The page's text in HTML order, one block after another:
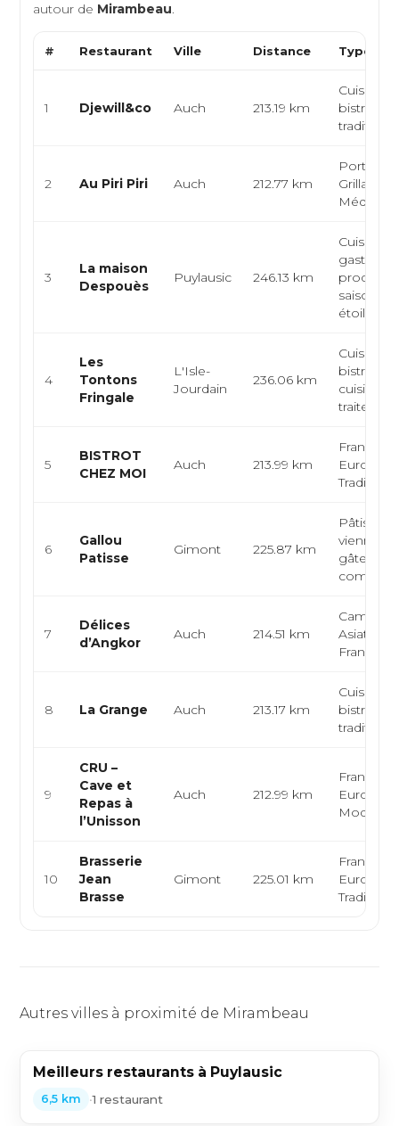
autour de Mirambeau.
# Restaurant Ville Distance Type de
1 Djewill&co Auch 213.19 km
Cuisine
bistrot,
2 Au Piri Piri Auch 212.77 km
Grillades,
3
La maison
Despouès
Puylausic 246.13 km
Cuisine
produits
saison,
étoilé...
4
Les
Tontons
Fringale
L'Isle-
Jourdain
236.06 km
Cuisine
cuisine
traiteur
5
BISTROT
CHEZ MOI
Auch 213.99 km
Française,
6
Gallou
Patisse
Gimont 225.87 km
gâteaux
7
Délices
d’Angkor
Auch 214.51 km
Asiatique,
Française
8 La Grange Auch 213.17 km
Cuisine
bistrot,
9
CRU –
Cave et
Repas à
l’Unisson
Auch 212.99 km
Française,
Moderne
10
Brasserie
Jean
Brasse
Gimont 225.01 km
Française,
Autres villes à proximité de Mirambeau
Meilleurs restaurants à Puylausic
6,5 km •1 restaurant